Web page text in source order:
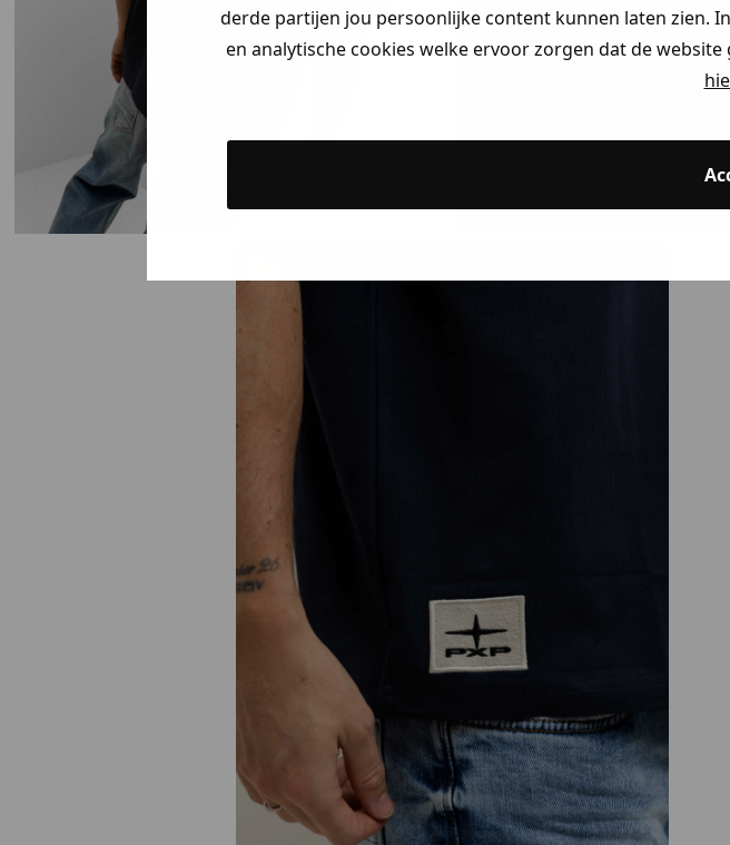
derde partijen jou persoonlijke content kunnen laten zien.
en analytische cookies welke ervoor zorgen dat de